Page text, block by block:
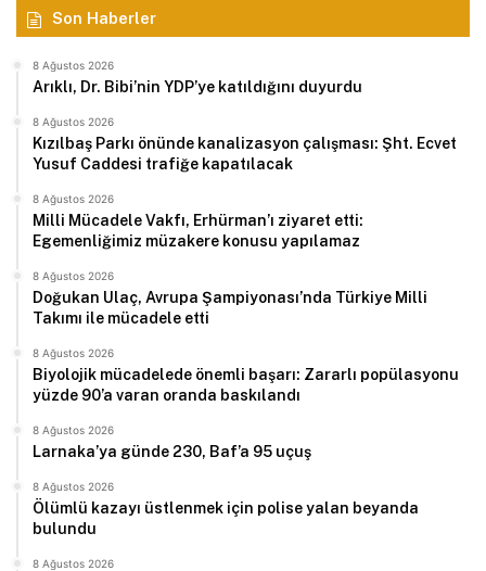
Son Haberler
8 Ağustos 2026
Arıklı, Dr. Bibi’nin YDP’ye katıldığını duyurdu
8 Ağustos 2026
Kızılbaş Parkı önünde kanalizasyon çalışması: Şht. Ecvet
Yusuf Caddesi trafiğe kapatılacak
8 Ağustos 2026
Milli Mücadele Vakfı, Erhürman’ı ziyaret etti:
Egemenliğimiz müzakere konusu yapılamaz
8 Ağustos 2026
Doğukan Ulaç, Avrupa Şampiyonası’nda Türkiye Milli
Takımı ile mücadele etti
8 Ağustos 2026
Biyolojik mücadelede önemli başarı: Zararlı popülasyonu
yüzde 90’a varan oranda baskılandı
8 Ağustos 2026
Larnaka’ya günde 230, Baf’a 95 uçuş
8 Ağustos 2026
Ölümlü kazayı üstlenmek için polise yalan beyanda
bulundu
8 Ağustos 2026